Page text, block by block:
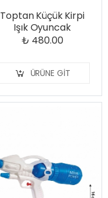
Toptan Küçük Kirpi
Işık Oyuncak
₺ 480.00
ÜRÜNE GIT